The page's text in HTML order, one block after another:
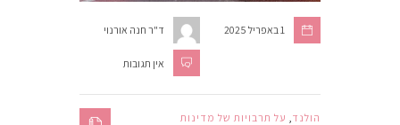
ד"ר חנה אורנוי 1 באפריל 2025
אין תגובות
הולנד על תרבויות של מדינות